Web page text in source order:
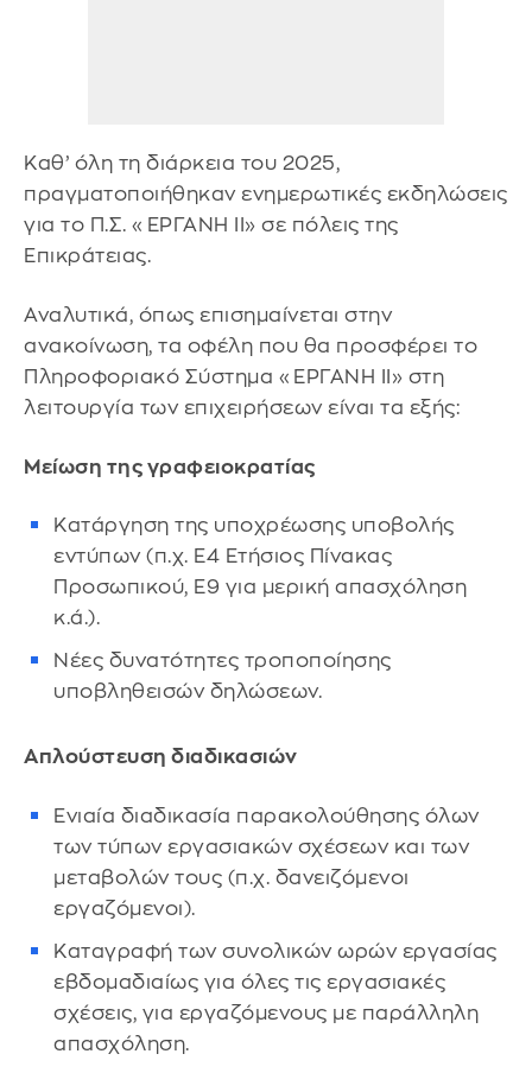
Καθ’ όλη τη διάρκεια του 2025,
πραγματοποιήθηκαν ενημερωτικές εκδηλώσεις
για το Π.Σ. «ΕΡΓΑΝΗ ΙΙ» σε πόλεις της
Επικράτειας.
Αναλυτικά, όπως επισημαίνεται στην
ανακοίνωση, τα οφέλη που θα προσφέρει το
Πληροφοριακό Σύστημα «ΕΡΓΑΝΗ ΙΙ» στη
λειτουργία των επιχειρήσεων είναι τα εξής:
Μείωση της γραφειοκρατίας
Κατάργηση της υποχρέωσης υποβολής
εντύπων (π.χ. Ε4 Ετήσιος Πίνακας
Προσωπικού, Ε9 για μερική απασχόληση
κ.ά.).
Νέες δυνατότητες τροποποίησης
υποβληθεισών δηλώσεων.
Απλούστευση διαδικασιών
Ενιαία διαδικασία παρακολούθησης όλων
των τύπων εργασιακών σχέσεων και των
μεταβολών τους (π.χ. δανειζόμενοι
εργαζόμενοι).
Καταγραφή των συνολικών ωρών εργασίας
εβδομαδιαίως για όλες τις εργασιακές
σχέσεις, για εργαζόμενους με παράλληλη
απασχόληση.